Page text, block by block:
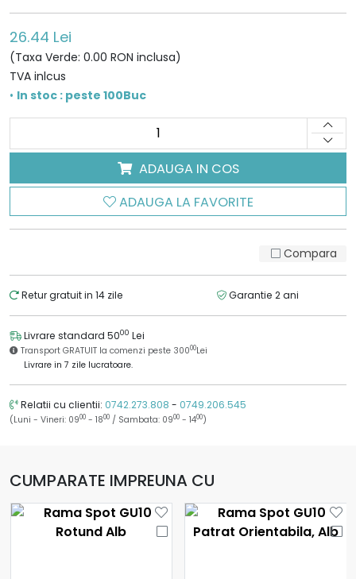
26.44 Lei
(Taxa Verde: 0.00 RON inclusa)
TVA inlcus
• In stoc : peste 100Buc
ADAUGA IN COS
ADAUGA LA FAVORITE
Compara
Retur gratuit in 14 zile Garantie 2 ani
Livrare standard 5000 Lei
Transport GRATUIT la comenzi peste 30000Lei
Livrare in 7 zile lucratoare.
Relatii cu clientii: 0742.273.808 - 0749.206.545
(Luni - Vineri: 0900 - 1800 / Sambata: 0900 - 1400)
CUMPARATE IMPREUNA CU